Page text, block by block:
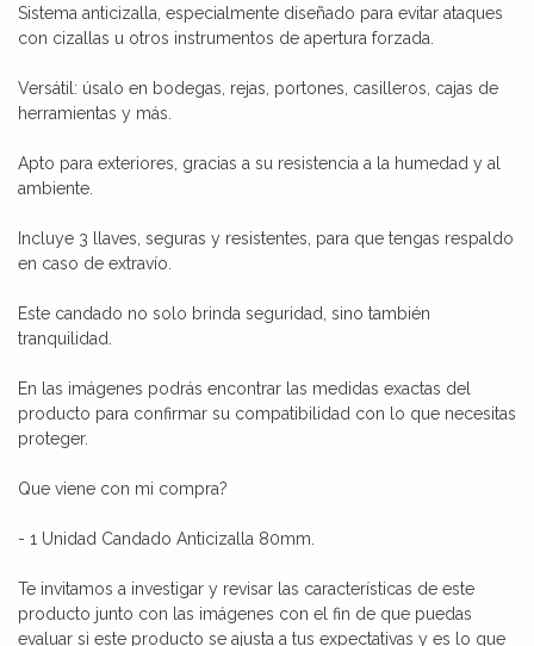
Sistema anticizalla, especialmente diseñado para evitar ataques
con cizallas u otros instrumentos de apertura forzada.
Versátil: úsalo en bodegas, rejas, portones, casilleros, cajas de
herramientas y más.
Apto para exteriores, gracias a su resistencia a la humedad y al
ambiente.
Incluye 3 llaves, seguras y resistentes, para que tengas respaldo
en caso de extravío.
Este candado no solo brinda seguridad, sino también
tranquilidad.
En las imágenes podrás encontrar las medidas exactas del
producto para confirmar su compatibilidad con lo que necesitas
proteger.
Que viene con mi compra?
- 1 Unidad Candado Anticizalla 80mm.
Te invitamos a investigar y revisar las características de este
producto junto con las imágenes con el fin de que puedas
evaluar si este producto se ajusta a tus expectativas y es lo que